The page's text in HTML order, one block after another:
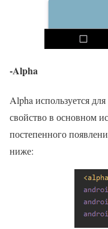
-Alpha
Alpha используется
свойство в основном
постепенного
ниже: